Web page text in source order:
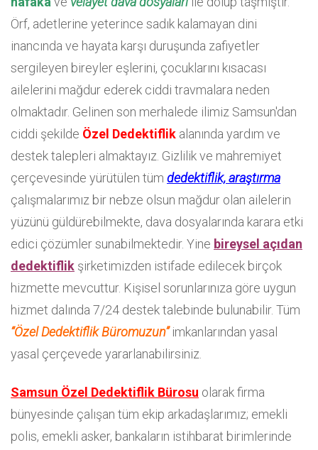
Örf, adetlerine yeterince sadık kalamayan dini
inancında ve hayata karşı duruşunda zafiyetler
sergileyen bireyler eşlerini, çocuklarını kısacası
ailelerini mağdur ederek ciddi travmalara neden
olmaktadır. Gelinen son merhalede ilimiz Samsun'dan
ciddi şekilde Özel Dedektiflik alanında yardım ve
destek talepleri almaktayız. Gizlilik ve mahremiyet
çerçevesinde yürütülen tüm dedektiflik, araştırma
çalışmalarımız bir nebze olsun mağdur olan ailelerin
yüzünü güldürebilmekte, dava dosyalarında karara etki
edici çözümler sunabilmektedir. Yine bireysel açıdan
dedektiflik şirketimizden istifade edilecek birçok
hizmette mevcuttur. Kişisel sorunlarınıza göre uygun
hizmet dalında 7/24 destek talebinde bulunabilir. Tüm
“Özel Dedektiflik Büromuzun”imkanlarından yasal
yasal çerçevede yararlanabilirsiniz.
Samsun Özel Dedektiflik Bürosu olarak firma
bünyesinde çalışan tüm ekip arkadaşlarımız; emekli
polis, emekli asker, bankaların istihbarat birimlerinde